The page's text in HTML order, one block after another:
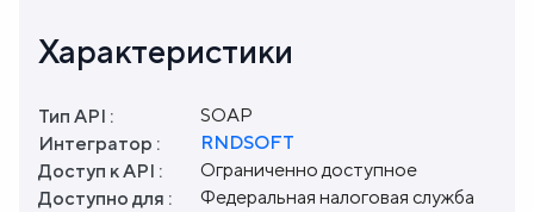
Характеристики
Тип API :
SOAP
Интегратор :
RNDSOFT
Доступ к API :
Ограниченно доступное
Доступно для :
Федеральная налоговая служба